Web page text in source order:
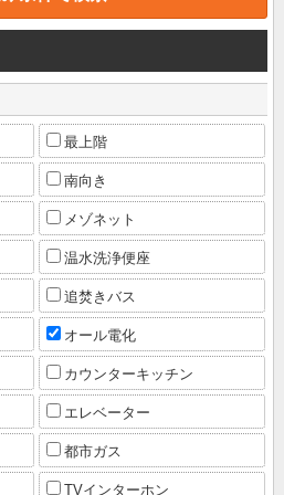
最上階
南向き
メゾネット
温水洗浄便座
追焚きバス
オール電化
カウンターキッチン
エレベーター
都市ガス
TVインターホン